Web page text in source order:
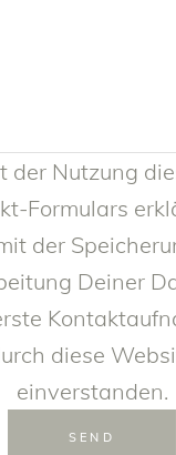
der Nutzung
Formulars
der
Deiner
diese
einverstanden.
SEND